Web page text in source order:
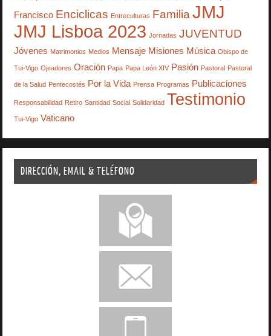
Francisco Enciclicas Entreculturas Familia JMJ
JMJ Lisboa 2023 Jornadas JUVENTUD
Jóvenes Matrimonios Medios Mensaje Misiones Música Obispo de
Tui-Vigo Ojeadores Oración Papa Papa León XIV Pasión Pastoral Pastoral
de la Salud Pentecostés Por la Vida Prensa Programas Publicaciones
Responsabilidad Retiro Santidad Social Solidaridad Testimonio
Tui-Vigo Vaticano
DIRECCIÓN, EMAIL & TELÉFONO